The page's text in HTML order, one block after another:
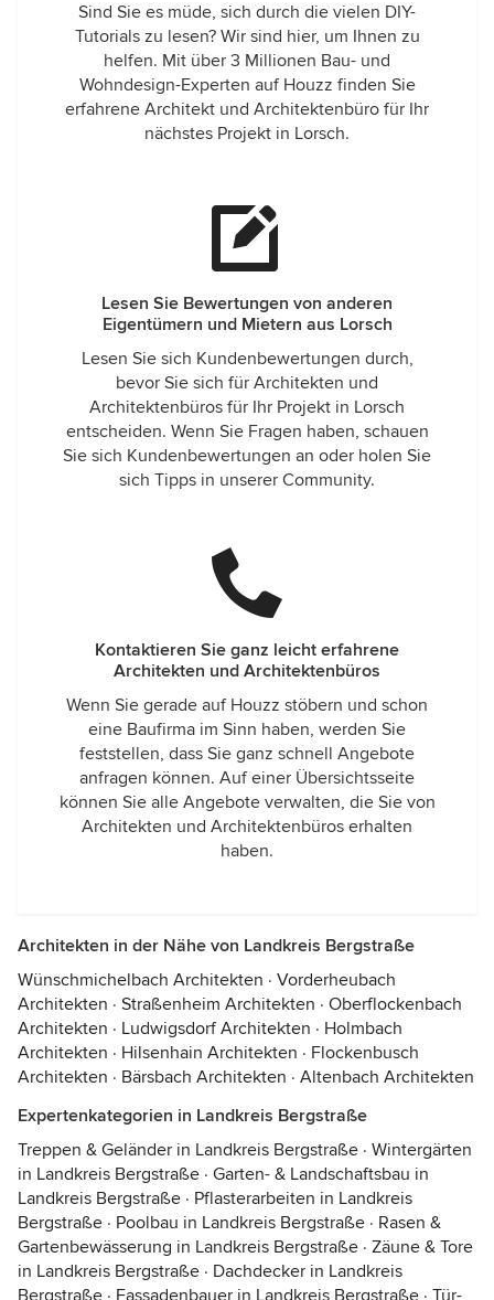
Sind Sie es müde, sich durch die vielen DIY-
Tutorials zu lesen? Wir sind hier, um Ihnen zu
helfen. Mit über 3 Millionen Bau- und
Wohndesign-Experten auf Houzz finden Sie
erfahrene Architekt und Architektenbüro für Ihr
nächstes Projekt in Lorsch.
Lesen Sie Bewertungen von anderen
Eigentümern und Mietern aus Lorsch
Lesen Sie sich Kundenbewertungen durch,
bevor Sie sich für Architekten und
Architektenbüros für Ihr Projekt in Lorsch
entscheiden. Wenn Sie Fragen haben, schauen
Sie sich Kundenbewertungen an oder holen Sie
sich Tipps in unserer Community.
Kontaktieren Sie ganz leicht erfahrene
Architekten und Architektenbüros
Wenn Sie gerade auf Houzz stöbern und schon
eine Baufirma im Sinn haben, werden Sie
feststellen, dass Sie ganz schnell Angebote
anfragen können. Auf einer Übersichtsseite
können Sie alle Angebote verwalten, die Sie von
Architekten und Architektenbüros erhalten
haben.
Architekten in der Nähe von Landkreis Bergstraße
Wünschmichelbach Architekten · Vorderheubach
Architekten · Straßenheim Architekten · Oberflockenbach
Architekten · Ludwigsdorf Architekten · Holmbach
Architekten · Hilsenhain Architekten · Flockenbusch
Architekten · Bärsbach Architekten · Altenbach Architekten
Expertenkategorien in Landkreis Bergstraße
Treppen & Geländer in Landkreis Bergstraße · Wintergärten
in Landkreis Bergstraße · Garten- & Landschaftsbau in
Landkreis Bergstraße · Pflasterarbeiten in Landkreis
Bergstraße · Poolbau in Landkreis Bergstraße · Rasen &
Gartenbewässerung in Landkreis Bergstraße · Zäune & Tore
in Landkreis Bergstraße · Dachdecker in Landkreis
Bergstraße · Fassadenbauer in Landkreis Bergstraße · Tür-